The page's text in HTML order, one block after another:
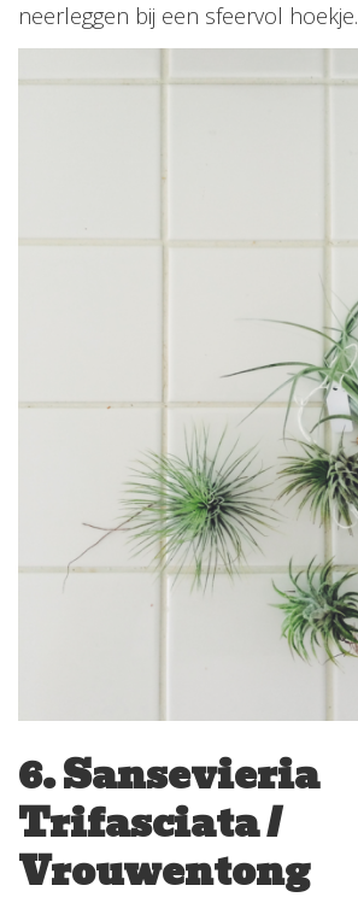
neerleggen bij een sfeervol hoekje.
6. Sansevieria
Trifasciata /
Vrouwentong